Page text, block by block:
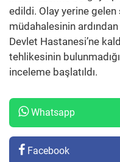
edildi. Olay yerine
müdahalesinin
Devlet Hastanesi’ne
tehlikesinin
inceleme başlatıldı.
Whatsapp
Facebook